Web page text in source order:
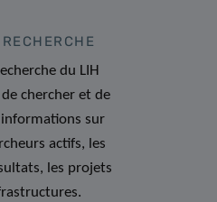
du LIH
chercher et de
sur
actifs, les
les projets